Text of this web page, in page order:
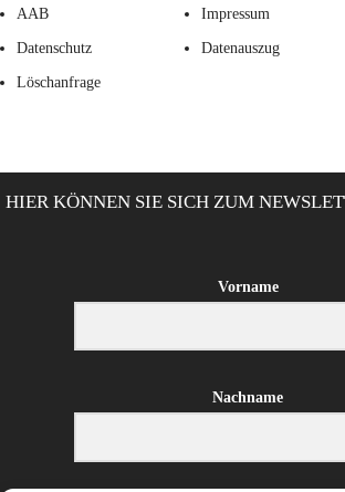
AAB Impressum
Datenschutz Datenauszug
Löschanfrage
HIER KÖNNEN SIE SICH ZUM
Vorname
Nachname